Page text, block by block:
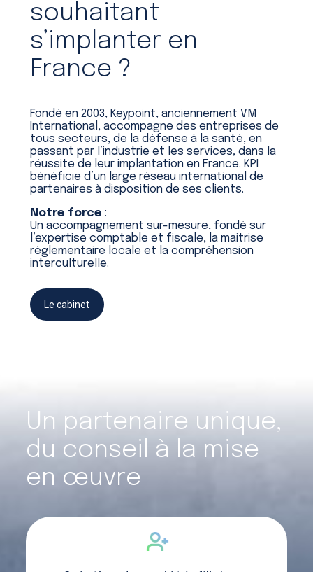
souhaitant
s’implanter en
France ?
Fondé en 2003, Keypoint, anciennement VM
International, accompagne des entreprises de
tous secteurs, de la défense à la santé, en
passant par l’industrie et les services, dans la
réussite de leur implantation en France. KPI
bénéficie d’un large réseau international de
partenaires à disposition de ses clients.
Notre force :
Un accompagnement sur-mesure, fondé sur
l’expertise comptable et fiscale, la maitrise
réglementaire locale et la compréhension
interculturelle.
Le cabinet
Un partenaire unique,
du conseil à la mise
en œuvre